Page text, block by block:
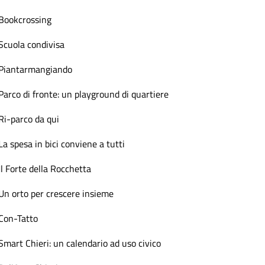
condivisa
di fronte: un playground di quartiere
parco da qui
spesa in bici conviene a tutti
Forte della Rocchetta
orto per crescere insieme
Tatto
Chieri: un calendario ad uso civico